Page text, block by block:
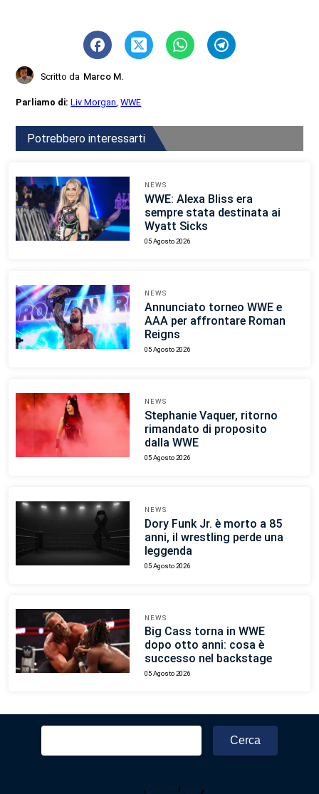
Scritto da Marco M.
Parliamo di:Liv Morgan ,WWE
Potrebbero interessarti
NEWS
WWE: Alexa Bliss era
sempre stata destinata ai
Wyatt Sicks
05 Agosto 2026
NEWS
Annunciato torneo WWE e
AAA per affrontare Roman
Reigns
05 Agosto 2026
NEWS
Stephanie Vaquer, ritorno
rimandato di proposito
dalla WWE
05 Agosto 2026
NEWS
Dory Funk Jr. è morto a 85
anni, il wrestling perde una
leggenda
05 Agosto 2026
NEWS
Big Cass torna in WWE
dopo otto anni: cosa è
successo nel backstage
05 Agosto 2026